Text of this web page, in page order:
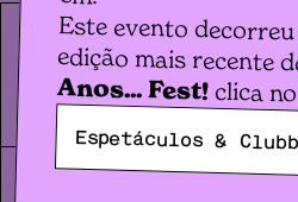
Clubbing
MÁQUINA
SAM. 30.05 |
Este evento
edição mais recente
Anos... Fest!clica
Espetáculos &